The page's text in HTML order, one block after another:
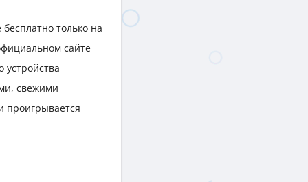
только на
сайте
свежими
проигрывается